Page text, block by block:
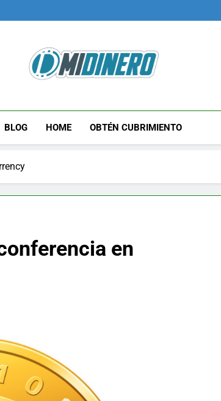
Midinero.co
BLOG HOME OBTÉN CUBRIMIENTO
en